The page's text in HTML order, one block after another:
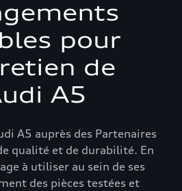
pour
de
A5
A5 auprès des Partenaires
qualité et de durabilité. En
à utiliser au sein de ses
des pièces testées et